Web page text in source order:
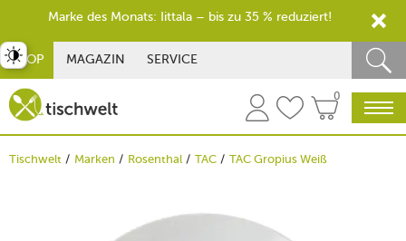
SHOP MAGAZIN SERVICE
0
Tischwelt Marken Rosenthal TAC TAC Gropius Weiß
umschalten
Marke des Monats: Iittala – bis zu 35 % reduziert!